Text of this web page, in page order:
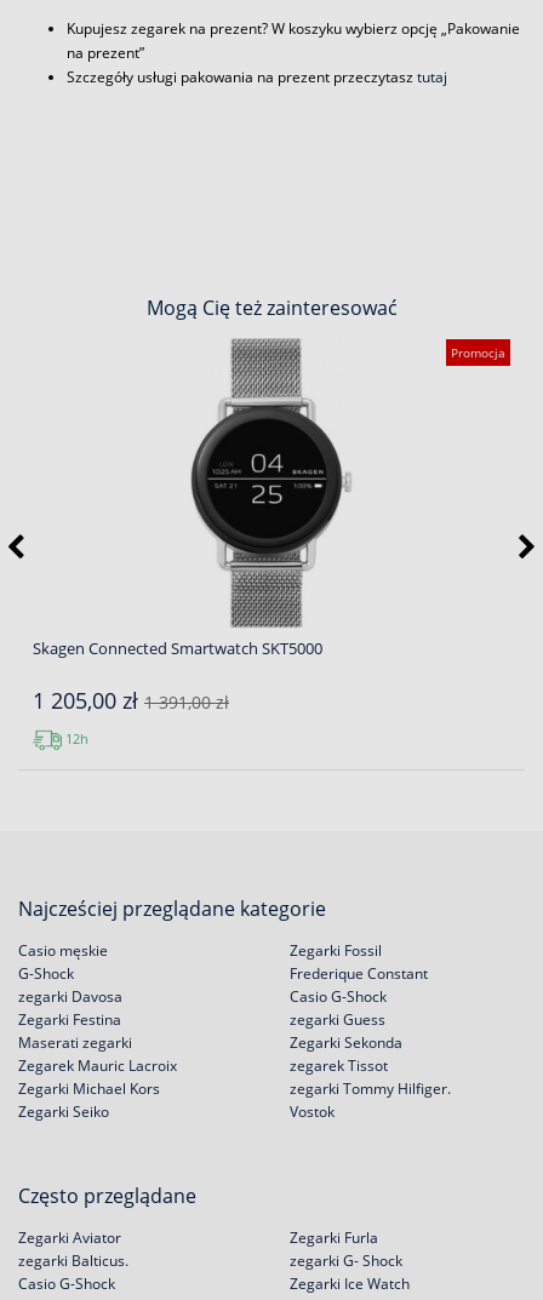
Kupujesz zegarek na prezent? W koszyku wybierz opcję „Pakowanie
na prezent”
Szczegóły usługi pakowania na prezent przeczytasztutaj
Mogą Cię też zainteresować
Promocja
Skagen Connected Smartwatch SKT5000
1 205,00 zł 1 391,00 zł
12h
Najcześciej przeglądane kategorie
Casio męskie
G-Shock
zegarki Davosa
Zegarki Festina
Zegarki Fossil
Frederique Constant
Casio G-Shock
zegarki Guess
Maserati zegarki
Zegarek Mauric Lacroix
Zegarki Michael Kors
Zegarki Seiko
Zegarki Sekonda
zegarek Tissot
zegarki Tommy Hilfiger.
Vostok
Często przeglądane
Zegarki Aviator
zegarki Balticus.
Casio G-Shock
Zegarki Furla
zegarki G- Shock
Zegarki Ice Watch